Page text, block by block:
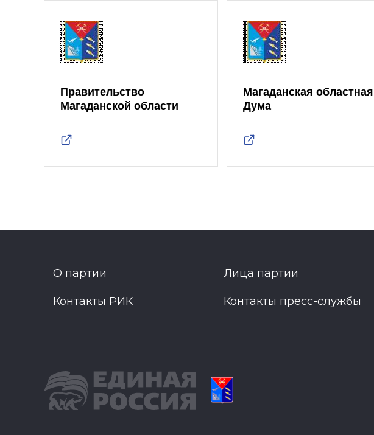
Правительство
Магаданской области
Магаданская областная
Дума
О партии Лица партии
Контакты РИК Контакты пресс-службы